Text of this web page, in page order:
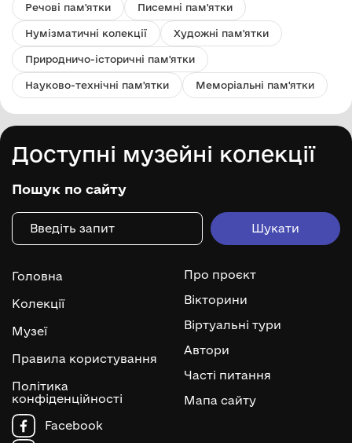
Речові пам'ятки Писемні пам'ятки
Нумізматичні колекції Художні пам'ятки
Природничо-історичні пам'ятки
Науково-технічні пам'ятки Меморіальні пам'ятки
Доступні музейні колекції
Пошук по сайту
Головна
Колекції
Музеї
Правила користування
Політика
конфіденційності
Про проєкт
Вікторини
Віртуальні тури
Автори
Часті питання
Мапа сайту
Facebook